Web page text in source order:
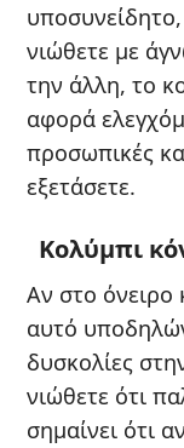
νιώθετε με
την άλλη, το
αφορά
προσωπικές
εξετάσετε.
Κολύμπι
Αν στο
αυτό
δυσκολίες
νιώθετε ότι
σημαίνει ότι